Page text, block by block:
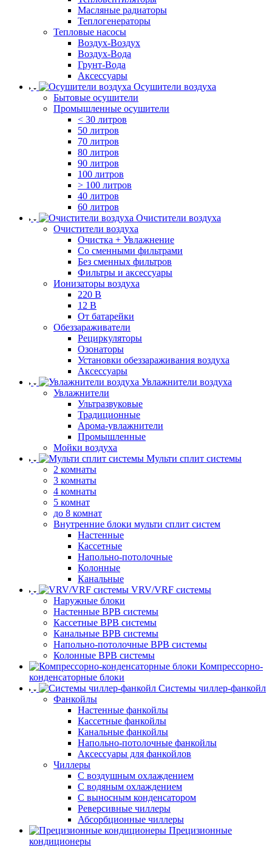
Масляные радиаторы
Теплогенераторы
Тепловые насосы
Воздух-Воздух
Воздух-Вода
Грунт-Вода
Аксессуары
Осушители воздуха
Бытовые осушители
Промышленные осушители
< 30 литров
50 литров
70 литров
80 литров
90 литров
100 литров
> 100 литров
40 литров
60 литров
Очистители воздуха
Очистители воздуха
Очистка + Увлажнение
Cо сменными фильтрами
Без сменных фильтров
Фильтры и аксессуары
Ионизаторы воздуха
220 В
12 В
От батарейки
Обеззараживатели
Рециркуляторы
Озонаторы
Установки обеззараживания воздуха
Аксессуары
Увлажнители воздуха
Увлажнители
Ультразвуковые
Традиционные
Арома-увлажнители
Промышленные
Мойки воздуха
Мульти сплит системы
2 комнаты
3 комнаты
4 комнаты
5 комнат
до 8 комнат
Внутренние блоки мульти сплит систем
Настенные
Кассетные
Напольно-потолочные
Колонные
Канальные
VRV/VRF системы
Наружные блоки
Настенные ВРВ системы
Кассетные ВРВ системы
Канальные ВРВ системы
Напольно-потолочные ВРВ системы
Колонные ВРВ системы
Компрессорно-
конденсаторные блоки
Системы чиллер-фанкойл
Фанкойлы
Настенные фанкойлы
Кассетные фанкойлы
Канальные фанкойлы
Напольно-потолочные фанкойлы
Аксессуары для фанкойлов
Чиллеры
С воздушным охлаждением
С водяным охлаждением
С выносным конденсатором
Реверсивные чиллеры
Абсорбционные чиллеры
Прецизионные
кондиционеры